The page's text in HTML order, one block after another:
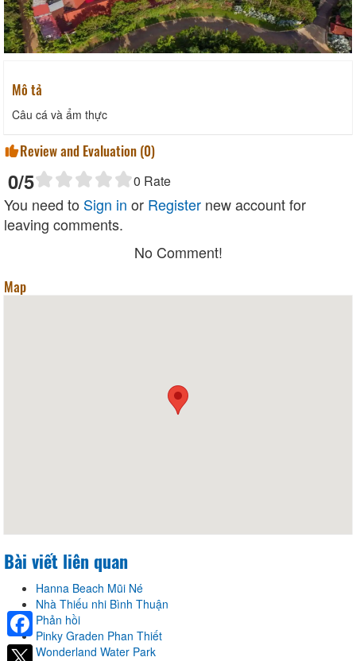
Mô tả
Câu cá và ẩm thực
Review and Evaluation (0)
0/5 0 Rate
You need to Sign in or Register new account for
leaving comments.
No Comment!
Map
Bài viết liên quan
Hanna Beach Mũi Né
Nhà Thiếu nhi Bình Thuận
Phản hồi
Pinky Graden Phan Thiết
Wonderland Water Park
Facebook